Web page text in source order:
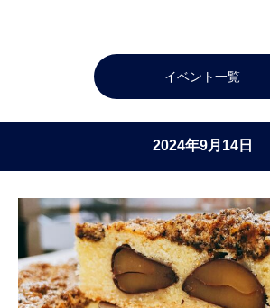
イベント一覧
2024年9月14日